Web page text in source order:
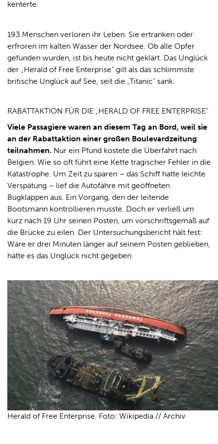
kenterte.
193 Menschen verloren ihr Leben. Sie ertranken oder
erfroren im kalten Wasser der Nordsee. Ob alle Opfer
gefunden wurden, ist bis heute nicht geklärt. Das Unglück
der „Herald of Free Enterprise“ gilt als das schlimmste
britische Unglück auf See, seit die „Titanic“ sank.
RABATTAKTION FÜR DIE „HERALD OF FREE ENTERPRISE“
Viele Passagiere waren an diesem Tag an Bord, weil sie
an der Rabattaktion einer großen Boulevardzeitung
teilnahmen. Nur ein Pfund kostete die Überfahrt nach
Belgien. Wie so oft führt eine Kette tragischer Fehler in die
Katastrophe. Um Zeit zu sparen – das Schiff hatte leichte
Verspätung – lief die Autofähre mit geöffneten
Bugklappen aus. Ein Vorgang, den der leitende
Bootsmann kontrollieren musste. Doch er verließ um
kurz nach 19 Uhr seinen Posten, um vorschriftsgemäß auf
die Brücke zu eilen. Der Untersuchungsbericht hält fest:
Wäre er drei Minuten länger auf seinem Posten geblieben,
hätte es das Unglück nicht gegeben.
Herald of Free Enterprise. Foto: Wikipedia // Archiv